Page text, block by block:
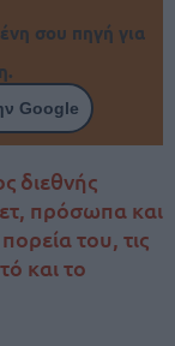
σου πηγή για
Google
διεθνής
πρόσωπα και
του, τις
και το